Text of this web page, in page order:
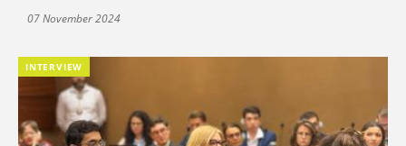
07 November 2024
INTERVIEW